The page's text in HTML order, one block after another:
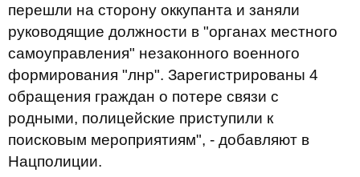
перешли на сторону оккупанта и заняли
руководящие должности в "органах местного
самоуправления" незаконного военного
формирования "лнр". Зарегистрированы 4
обращения граждан о потере связи с
родными, полицейские приступили к
поисковым мероприятиям", - добавляют в
Нацполиции.